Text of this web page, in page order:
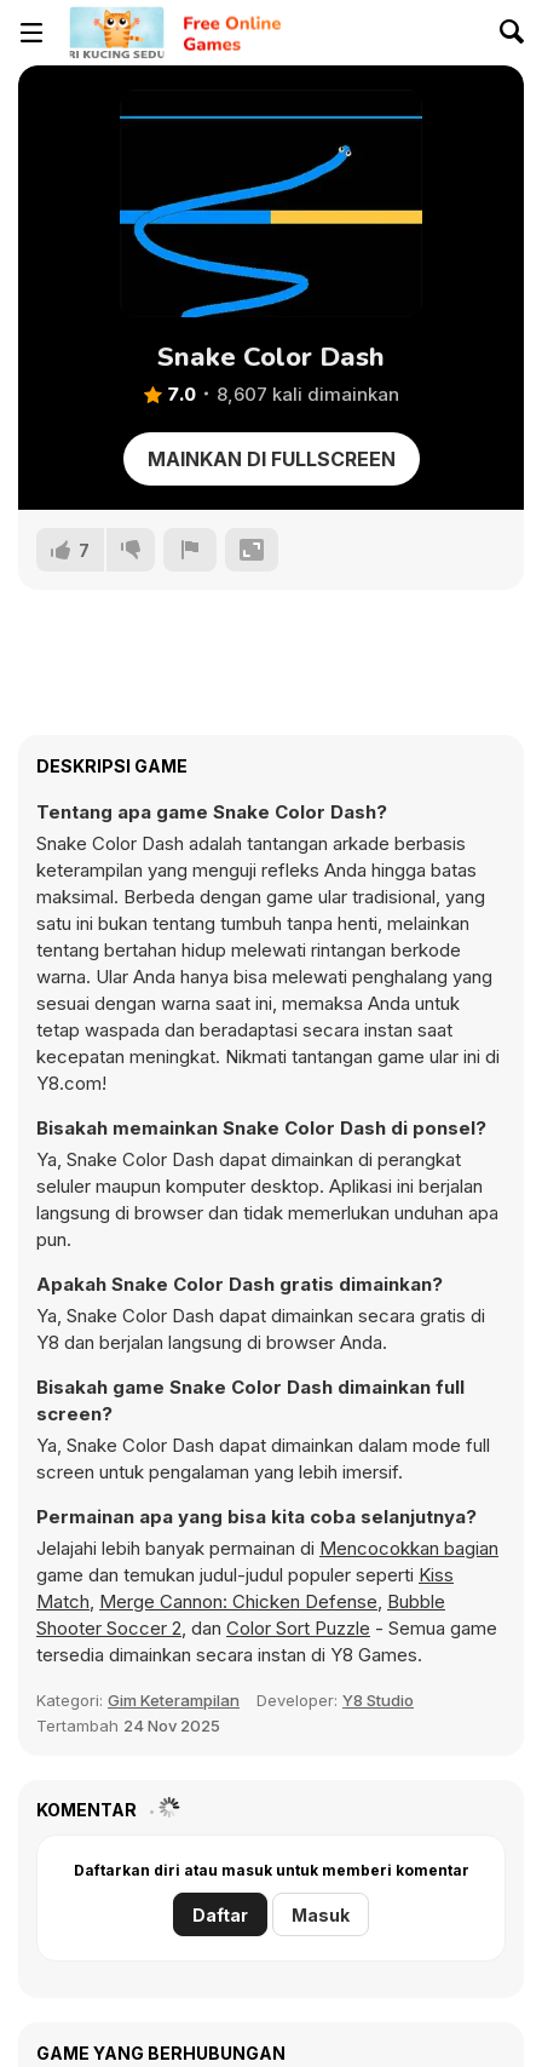
Snake Color Dash
7.0 8,607 kali dimainkan
MAINKAN DI FULLSCREEN
7
DESKRIPSI GAME
Tentang apa game Snake Color Dash?
Snake Color Dash adalah tantangan arkade berbasis
keterampilan yang menguji refleks Anda hingga batas
maksimal. Berbeda dengan game ular tradisional, yang
satu ini bukan tentang tumbuh tanpa henti, melainkan
tentang bertahan hidup melewati rintangan berkode
warna. Ular Anda hanya bisa melewati penghalang yang
sesuai dengan warna saat ini, memaksa Anda untuk
tetap waspada dan beradaptasi secara instan saat
kecepatan meningkat. Nikmati tantangan game ular ini di
Y8.com!
Bisakah memainkan Snake Color Dash di ponsel?
Ya, Snake Color Dash dapat dimainkan di perangkat
seluler maupun komputer desktop. Aplikasi ini berjalan
langsung di browser dan tidak memerlukan unduhan apa
pun.
Apakah Snake Color Dash gratis dimainkan?
Ya, Snake Color Dash dapat dimainkan secara gratis di
Y8 dan berjalan langsung di browser Anda.
Bisakah game Snake Color Dash dimainkan full
screen?
Ya, Snake Color Dash dapat dimainkan dalam mode full
screen untuk pengalaman yang lebih imersif.
Permainan apa yang bisa kita coba selanjutnya?
Jelajahi lebih banyak permainan di Mencocokkan bagian
game dan temukan judul-judul populer seperti Kiss
Match, Merge Cannon: Chicken Defense, Bubble
Shooter Soccer 2, dan Color Sort Puzzle - Semua game
tersedia dimainkan secara instan di Y8 Games.
Kategori: Gim Keterampilan Developer: Y8 Studio
Tertambah 24 Nov 2025
KOMENTAR
Daftarkan diri atau masuk untuk memberi komentar
Daftar Masuk
GAME YANG BERHUBUNGAN